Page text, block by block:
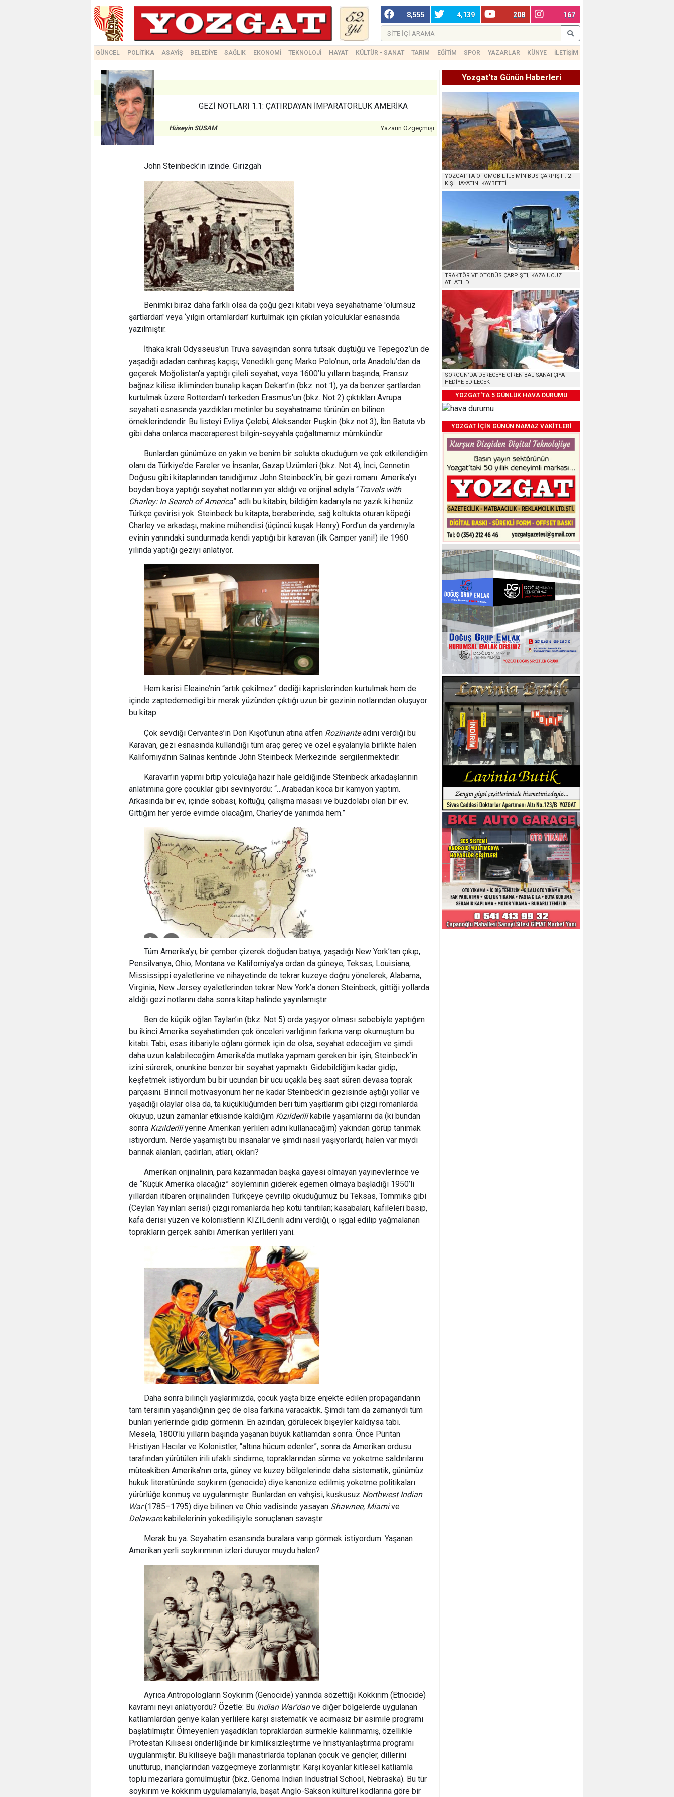
8,555 4,139 208 167
GÜNCEL POLİTİKA ASAYİŞ BELEDİYE SAĞLIK EKONOMİ TEKNOLOJİ HAYAT KÜLTÜR - SANAT TARIM EĞİTİM SPOR YAZARLAR KÜNYE İLETİŞİM
GEZİ NOTLARI 1.1: ÇATIRDAYAN İMPARATORLUK AMERİKA
Hüseyin SUSAM Yazarın Özgeçmişi
John Steinbeck’in izinde. Girizgah
Benimki biraz daha farklı olsa da çoğu gezi kitabı veya seyahatname 'olumsuz
şartlardan' veya ‘yılgın ortamlardan’ kurtulmak için çıkılan yolculuklar esnasında
yazılmıştır.
İthaka kralı Odysseus'un Truva savaşından sonra tutsak düştüğü ve Tepegöz’ün de
yaşadığı adadan canhıraş kaçışı; Venedikli genç Marko Polo'nun, orta Anadolu'dan da
geçerek Moğolistan'a yaptığı çileli seyahat, veya 1600’lu yılların başında, Fransız
bağnaz kilise ikliminden bunalıp kaçan Dekart’ın (bkz. not 1), ya da benzer şartlardan
kurtulmak üzere Rotterdam'ı terkeden Erasmus'un (bkz. Not 2) çıktıkları Avrupa
seyahati esnasında yazdıkları metinler bu seyahatname türünün en bilinen
örneklerindendir. Bu listeyi Evliya Çelebi, Aleksander Puşkin (bkz not 3), İbn Batuta vb.
gibi daha onlarca maceraperest bilgin-seyyahla çoğaltmamız mümkündür.
Bunlardan günümüze en yakın ve benim bir solukta okuduğum ve çok etkilendiğim
olanı da Türkiye’de Fareler ve İnsanlar, Gazap Üzümleri (bkz. Not 4), İnci, Cennetin
Doğusu gibi kitaplarından tanıdığımız John Steinbeck’in, bir gezi romanı. Amerika’yı
boydan boya yaptığı seyahat notlarının yer aldığı ve orijinal adıyla “Travels with
Charley: In Search of America” adlı bu kitabin, bildiğim kadarıyla ne yazık ki henüz
Türkçe çevirisi yok. Steinbeck bu kitapta, beraberinde, sağ koltukta oturan köpeği
Charley ve arkadaşı, makine mühendisi (üçüncü kuşak Henry) Ford’un da yardımıyla
evinin yanındaki sundurmada kendi yaptığı bir karavan (ilk Camper yani!) ile 1960
yılında yaptığı geziyi anlatıyor.
Hem karisi Eleaine’nin “artık çekilmez” dediği kaprislerinden kurtulmak hem de
içinde zaptedemedigi bir merak yüzünden çıktığı uzun bir gezinin notlarından oluşuyor
bu kitap.
Çok sevdiği Cervantes’in Don Kişot’unun atına atfen Rozinanteadını verdiği bu
Karavan, gezi esnasında kullandığı tüm araç gereç ve özel eşyalarıyla birlikte halen
Kaliforniya’nın Salinas kentinde John Steinbeck Merkezinde sergilenmektedir.
Karavan’ın yapımı bitip yolculağa hazır hale geldiğinde Steinbeck arkadaşlarının
anlatımına göre çocuklar gibi seviniyordu: “…Arabadan koca bir kamyon yaptım.
Arkasında bir ev, içinde sobası, koltuğu, çalışma masası ve buzdolabı olan bir ev.
Gittiğim her yerde evimde olacağım, Charley’de yanımda hem.”
Tüm Amerika’yı, bir çember çizerek doğudan batıya, yaşadığı New York’tan çıkıp,
Pensilvanya, Ohio, Montana ve Kaliforniya’ya ordan da güneye, Teksas, Louisiana,
Mississippi eyaletlerine ve nihayetinde de tekrar kuzeye doğru yönelerek, Alabama,
Virginia, New Jersey eyaletlerinden tekrar New York’a donen Steinbeck, gittiği yollarda
aldığı gezi notlarını daha sonra kitap halinde yayınlamıştır.
Ben de küçük oğlan Taylan’ın (bkz. Not 5) orda yaşıyor olması sebebiyle yaptığım
bu ikinci Amerika seyahatimden çok önceleri varlığının farkına varıp okumuştum bu
kitabi. Tabi, esas itibariyle oğlanı görmek için de olsa, seyahat edeceğim ve şimdi
daha uzun kalabileceğim Amerika’da mutlaka yapmam gereken bir işin, Steinbeck’in
izini sürerek, onunkine benzer bir seyahat yapmaktı. Gidebildiğim kadar gidip,
keşfetmek istiyordum bu bir ucundan bir ucu uçakla beş saat süren devasa toprak
parçasını. Birincil motivasyonum her ne kadar Steinbeck’in gezisinde aştığı yollar ve
yaşadığı olaylar olsa da, ta küçüklüğümden beri tüm yaşıtlarım gibi çizgi romanlarda
okuyup, uzun zamanlar etkisinde kaldığım Kızılderilikabile yaşamlarını da (ki bundan
sonra Kızılderiliyerine Amerikan yerlileri adını kullanacağım) yakından görüp tanımak
istiyordum. Nerde yaşamıştı bu insanalar ve şimdi nasıl yaşıyorlardı; halen var mıydı
barınak alanları, çadırları, atları, okları?
Amerikan orijinalinin, para kazanmadan başka gayesi olmayan yayınevlerince ve
de “Küçük Amerika olacağız” söyleminin giderek egemen olmaya başladığı 1950’li
yıllardan itibaren orijinalinden Türkçeye çevrilip okuduğumuz bu Teksas, Tommiks gibi
(Ceylan Yayınları serisi) çizgi romanlarda hep kötü tanıtılan; kasabaları, kafileleri basıp,
kafa derisi yüzen ve kolonistlerin KIZILderili adını verdiği, o işgal edilip yağmalanan
toprakların gerçek sahibi Amerikan yerlileri yani.
Daha sonra bilinçli yaşlarımızda, çocuk yaşta bize enjekte edilen propagandanın
tam tersinin yaşandığının geç de olsa farkına varacaktık. Şimdi tam da zamanıydı tüm
bunları yerlerinde gidip görmenin. En azından, görülecek bişeyler kaldıysa tabi.
Mesela, 1800’lü yılların başında yaşanan büyük katliamdan sonra. Önce Püritan
Hristiyan Hacılar ve Kolonistler, “altına hücum edenler”, sonra da Amerikan ordusu
tarafından yürütülen irili ufaklı sindirme, topraklarından sürme ve yoketme saldırılarını
müteakiben Amerika’nın orta, güney ve kuzey bölgelerinde daha sistematik, günümüz
hukuk literatüründe soykırım (genocide) diye kanonize edilmiş yoketme politikaları
yürürlüğe konmuş ve uygulanmıştır. Bunlardan en vahşisi, kuskusuz Northwest Indian
War(1785–1795) diye bilinen ve Ohio vadisinde yasayan Shawnee, Miamive
Delawarekabilelerinin yokedilişiyle sonuçlanan savaştır.
Merak bu ya. Seyahatim esansında buralara varıp görmek istiyordum. Yaşanan
Amerikan yerli soykırımının izleri duruyor muydu halen?
Ayrıca Antropologların Soykırım (Genocide) yanında sözettiği Kökkırım (Etnocide)
kavramı neyi anlatıyordu? Özetle: Bu Indian War’danve diğer bölgelerde uygulanan
katliamlardan geriye kalan yerlilere karşı sistematik ve acımasız bir asimile programı
başlatılmıştır. Ölmeyenleri yaşadıkları topraklardan sürmekle kalınmamış, özellikle
Protestan Kilisesi önderliğinde bir kimliksizleştirme ve hristiyanlaştırma programı
uygulanmıştır. Bu kiliseye bağlı manastırlarda toplanan çocuk ve gençler, dillerini
unutturup, inançlarından vazgeçmeye zorlanmıştır. Karşı koyanlar kitlesel katliamla
toplu mezarlara gömülmüştür (bkz. Genoma Indian Industrial School, Nebraska). Bu tür
soykırım ve kökkırım uygulamalarıyla, başat Anglo-Sakson kültürel kodlarına göre bir
Yozgat'ta Günün Haberleri
YOZGAT’TA OTOMOBİL İLE MİNİBÜS ÇARPIŞTI: 2
KİŞİ HAYATINI KAYBETTİ
TRAKTÖR VE OTOBÜS ÇARPIŞTI, KAZA UCUZ
ATLATILDI
SORGUN’DA DERECEYE GİREN BAL SANATÇIYA
HEDİYE EDİLECEK
YOZGAT'TA 5 GÜNLÜK HAVA DURUMU
YOZGAT İÇİN GÜNÜN NAMAZ VAKİTLERİ